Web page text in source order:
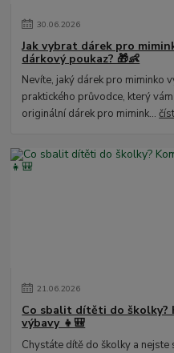
30.06.2026
Jak vybrat dárek pro
dárkový poukaz? 🎁👶
Nevíte, jaký dárek pro miminko
praktického průvodce, který
originální dárek pro mimink...
21.06.2026
Co sbalit dítěti do školky?
výbavy 👧🎒
Chystáte dítě do školky a nejste